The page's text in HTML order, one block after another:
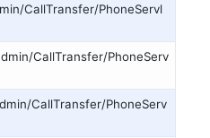
CallTransfer/PhoneServl
CallTransfer/PhoneServ
CallTransfer/PhoneServ